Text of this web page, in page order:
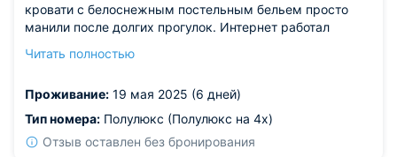
кровати с белоснежным постельным бельем просто
манили после долгих прогулок. Интернет работал
нас, так как нужно было оставаться на связи. Вечера
воздухом и крымскими закатами. Отдельное спасибо
за мангальную зону! Несколько раз жарили шашлыки,
наслаждаясь компанией и вкусной едой.
Читать полностью
Проживание: 19 мая 2025 (6 дней)
Тип номера: Полулюкс (Полулюкс на 4х)
Отзыв оставлен без бронирования